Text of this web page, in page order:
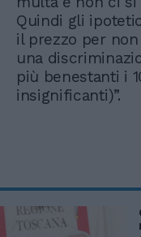
Quindi gli
il prezzo per
una
più benestanti i
insignificanti)”.